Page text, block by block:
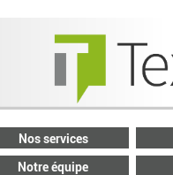
Nos services
Notre équipe